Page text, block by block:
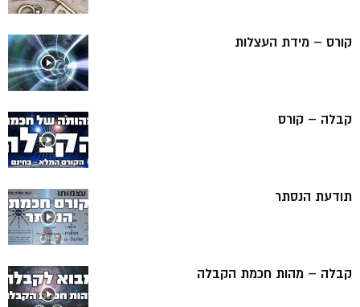
קורס – מידת העצלות
קבלה – קורס
תודעת הנסתר
קבלה – מהות חכמת הקבלה